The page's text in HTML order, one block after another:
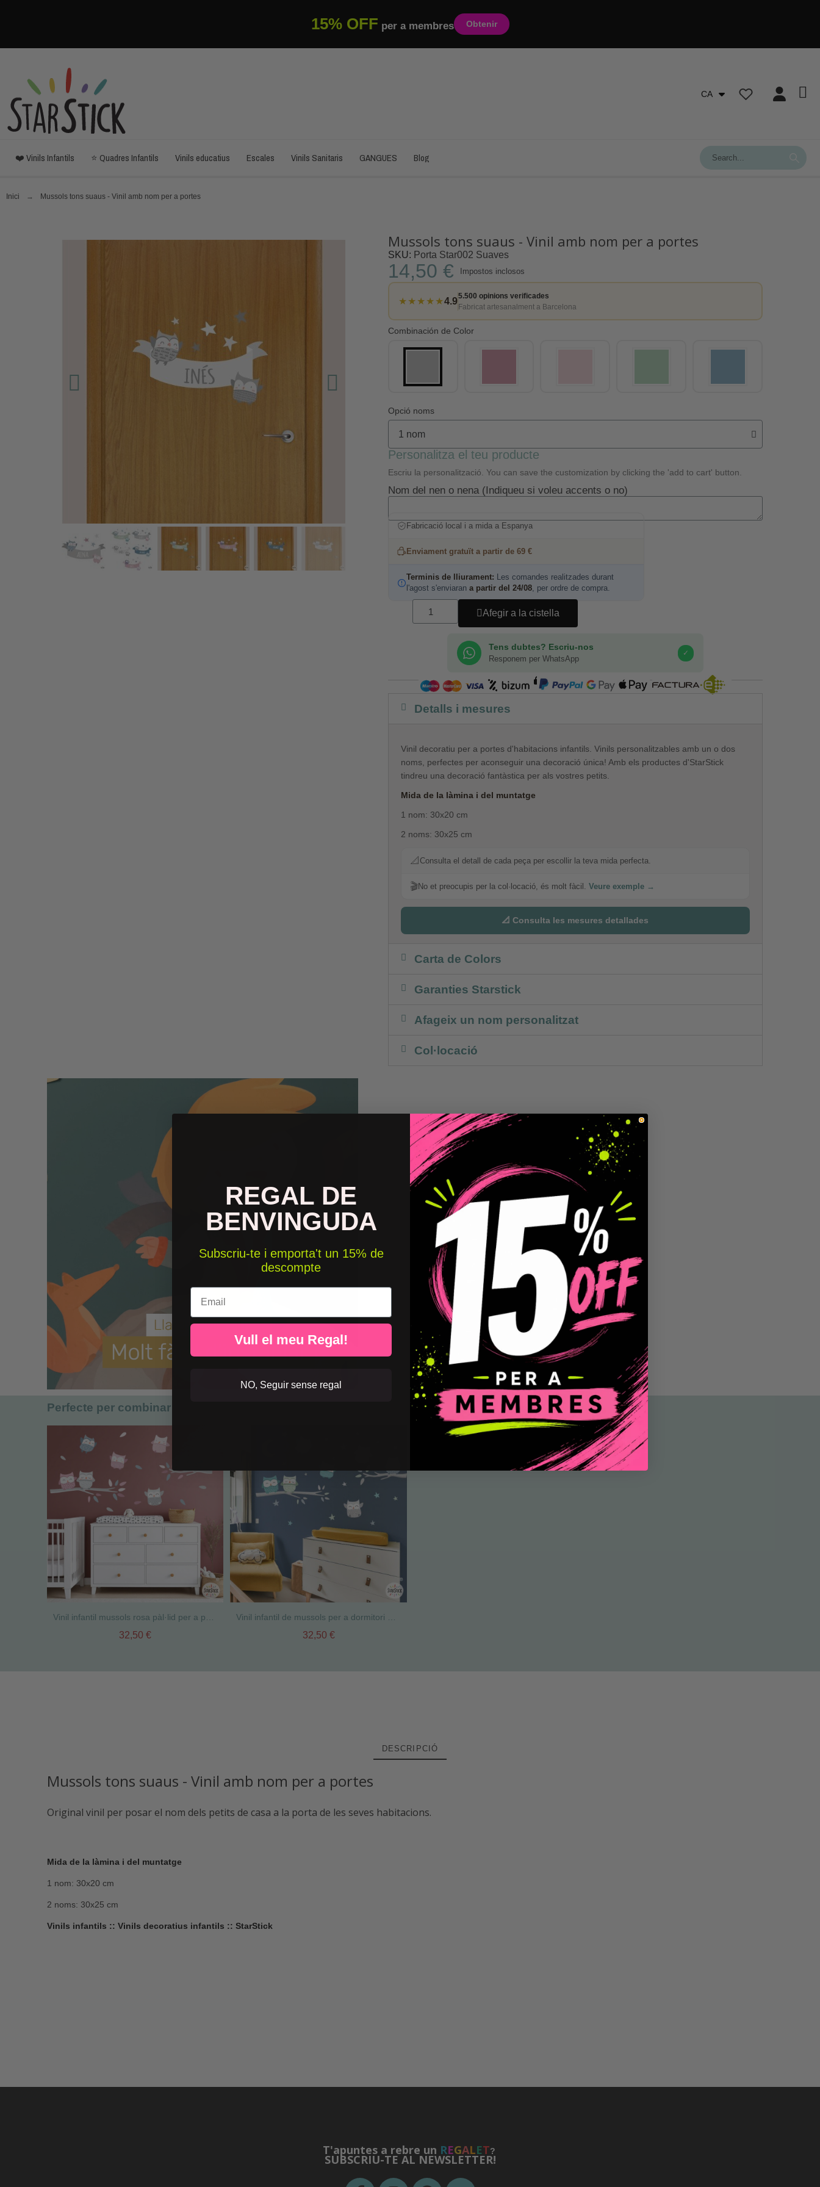
15% OFF per a membres Obtenir
CA
❤️ Vinils Infantils ⭐ Quadres Infantils Vinils educatius Escales Vinils Sanitaris GANGUES Blog
Inici Mussols tons suaus - Vinil amb nom per a portes
Mussols tons suaus - Vinil amb nom per a portes
SKU Porta Star002 Suaves
14,50 € Impostos inclosos
★★★★★4.9
5.500 opinions verificades
Fabricat artesanalment a Barcelona
Combinación de Color
Opció noms
Personalitza el teu producte
Escriu la personalització. You can save the customization by clicking the 'add to cart' button.
Nom del nen o nena (Indiqueu si voleu accents o no)
Fabricació local i a mida a Espanya
Enviament gratuït a partir de 69 €
Terminis de lliurament: Les comandes realitzades durant
l'agost s'enviaran a partir del 24/08, per ordre de compra.
Afegir a la cistella
Tens dubtes? Escriu-nos
Responem per WhatsApp
✓
COMPRA SEGURA
Detalls i mesures
Vinil decoratiu per a portes d'habitacions infantils. Vinils personalitzables amb un o dos
noms, perfectes per aconseguir una decoració única! Amb els productes d'StarStick
tindreu una decoració fantàstica per als vostres petits.
Mida de la làmina i del muntatge
1 nom: 30x20 cm
2 noms: 30x25 cm
📐 Consulta el detall de cada peça per escollir la teva mida perfecta.
🎬No et preocupis per la col·locació, és molt fàcil. Veure exemple →
📐 Consulta les mesures detallades
Carta de Colors
Garanties Starstick
Afageix un nom personalitzat
Col·locació
Perfecte per combinar
32,50 € 32,50 €
DESCRIPCIÓ
Mussols tons suaus - Vinil amb nom per a portes
Original vinil per posar el nom dels petits de casa a la porta de les seves habitacions.
Mida de la làmina i del muntatge
1 nom: 30x20 cm
2 noms: 30x25 cm
Vinils infantils :: Vinils decoratius infantils :: StarStick
T'apuntes a rebre un REGALET?
SUBSCRIU-TE AL NEWSLETTER!
REGAL DE
BENVINGUDA
Subscriu-te i emporta't un 15% de
descompte
Email
Vull el meu Regal!
NO, Seguir sense regal